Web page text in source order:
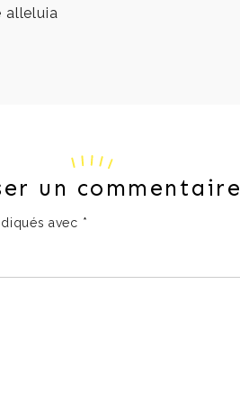
alleluia
un commentaire
avec *